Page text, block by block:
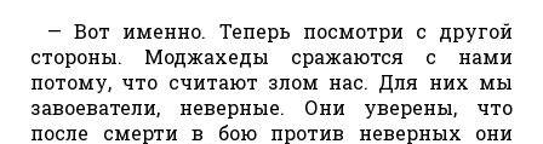
— Вот именно. Теперь посмотри с другой
стороны. Моджахеды сражаются с нами
потому, что считают злом нас. Для них мы
завоеватели, неверные. Они уверены, что
после смерти в бою против неверных они